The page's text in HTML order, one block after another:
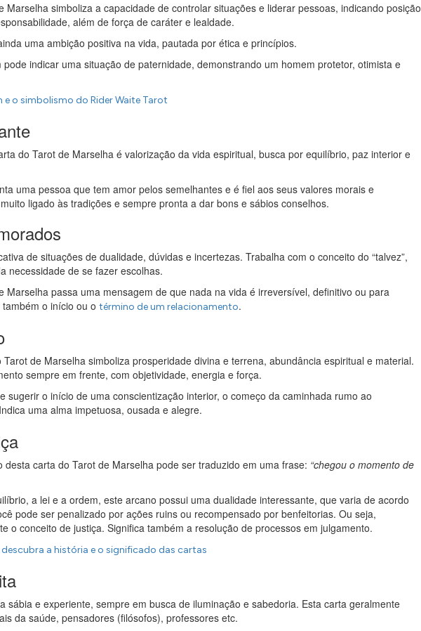
Marselha simboliza a capacidade de controlar situações e liderar pessoas, indicando posição
além de força de caráter e lealdade.
uma ambição positiva na vida, pautada por ética e princípios.
indicar uma situação de paternidade, demonstrando um homem protetor, otimista e
e o simbolismo do Rider Waite Tarot
do Tarot de Marselha é valorização da vida espiritual, busca por equilíbrio, paz interior e
uma pessoa que tem amor pelos semelhantes e é fiel aos seus valores morais e
ligado às tradições e sempre pronta a dar bons e sábios conselhos.
de situações de dualidade, dúvidas e incertezas. Trabalha com o conceito do “talvez”,
necessidade de se fazer escolhas.
Marselha passa uma mensagem de que nada na vida é irreversível, definitivo ou para
o início ou o término de um relacionamento.
Tarot de Marselha simboliza prosperidade divina e terrena, abundância espiritual e material.
sempre em frente, com objetividade, energia e força.
sugerir o início de uma conscientização interior, o começo da caminhada rumo ao
uma alma impetuosa, ousada e alegre.
desta carta do Tarot de Marselha pode ser traduzido em uma frase: “chegou o momento de
a lei e a ordem, este arcano possui uma dualidade interessante, que varia de acordo
pode ser penalizado por ações ruins ou recompensado por benfeitorias. Ou seja,
o conceito de justiça. Significa também a resolução de processos em julgamento.
a história e o significado das cartas
sábia e experiente, sempre em busca de iluminação e sabedoria. Esta carta geralmente
da saúde, pensadores (filósofos), professores etc.